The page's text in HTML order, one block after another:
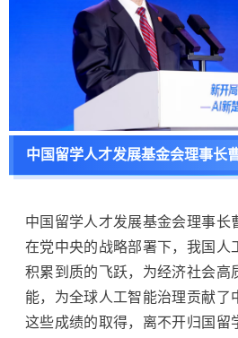
中国留学人才发展基金会理事长
中国留学人才发展基金会理事长
在党中央的战略部署下，我国人
积累到质的飞跃，为经济社会高
能，为全球人工智能治理贡献了
这些成绩的取得，离不开归国留